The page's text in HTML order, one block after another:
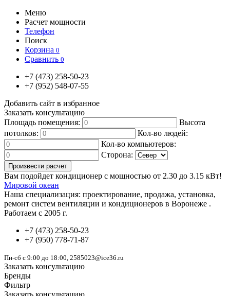
Меню
Расчет мощности
Телефон
Поиск
Корзина 0
Сравнить 0
+7 (473) 258-50-23
+7 (952) 548-07-55
Добавить сайт в избранное
Заказать консультацию
Площадь помещения:
Высота
потолков:
Кол-во людей:
Кол-во компьютеров:
Сторона:
Вам подойдет кондиционер с мощностью от 2.30 до 3.15 кВт!
Мировой океан
Наша специализация: проектирование, продажа, установка,
ремонт систем вентиляции и кондиционеров в Воронеже .
Работаем с 2005 г.
+7 (473) 258-50-23
+7 (950) 778-71-87
Пн-сб с 9:00 до 18:00, 2585023@ice36.ru
Заказать консультацию
Бренды
Фильтр
Заказать консультацию